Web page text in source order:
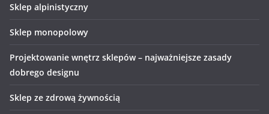
Sklep alpinistyczny
Sklep monopolowy
Projektowanie wnętrz sklepów – najważniejsze zasady
dobrego designu
Sklep ze zdrową żywnością